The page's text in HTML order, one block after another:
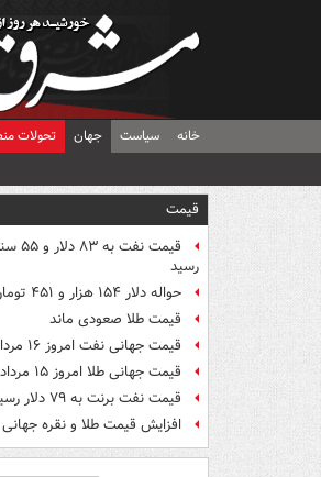
خانه سیاست جهان تحولات
قیمت
قیمت
رسید
حواله دلار ۱۵۴ هزار و ۴۵۱ تومان شد
قیمت طلا صعودی ماند
قیمت جهانی نفت امروز ۱۶ مرداد
قیمت جهانی طلا امروز ۱۵ مرداد
قیمت نفت برنت به ۷۹ دلار رسید
افزایش قیمت طلا و نقره جهانی